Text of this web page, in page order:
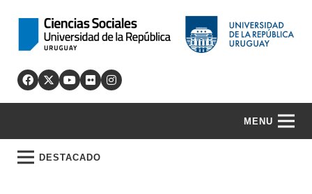
MENU
DESTACADO